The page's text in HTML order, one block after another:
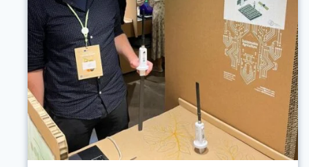
D'AUGMENTER
DURABILITÉ
LEURS
CLIENTS